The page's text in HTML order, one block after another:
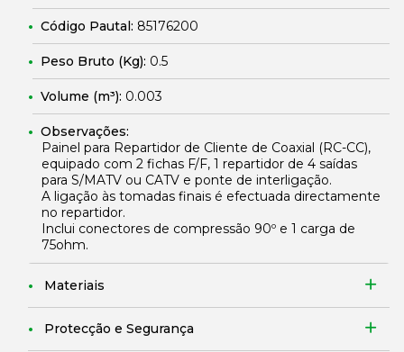
Código Pautal: 85176200
Peso Bruto (Kg): 0.5
Volume (m³): 0.003
Observações:
Painel para Repartidor de Cliente de Coaxial (RC-CC),
equipado com 2 fichas F/F, 1 repartidor de 4 saídas
para S/MATV ou CATV e ponte de interligação.
A ligação às tomadas finais é efectuada directamente
no repartidor.
Inclui conectores de compressão 90º e 1 carga de
75ohm.
Materiais
Protecção e Segurança